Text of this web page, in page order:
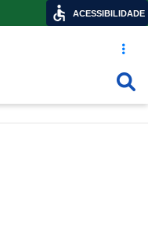
Acesso
ACESSIBILIDADE